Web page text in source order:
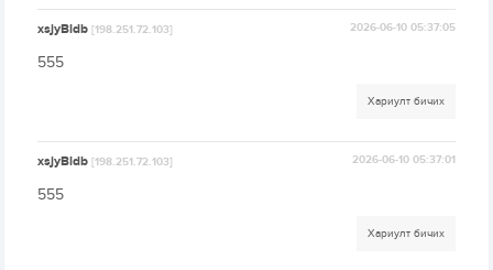
xsjyBldb[198.251.72.103] 2026-06-10 05:37:05
555
Хариулт бичих
xsjyBldb[198.251.72.103] 2026-06-10 05:37:01
555
Хариулт бичих